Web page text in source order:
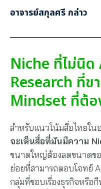
อาจารย์สกุลศรี กล่าว
Niche ที่ไม่นิ
Research ที่ข
Mindset ที่ต้อ
สำหรับแนวโน้มสื่อไทยใน
จะเห็นสื่อที่มันมีความ
ขนาดใหญ่ต้องลดขนาดข
ย่อยที่สามารถตอบโจทย์
กลุ่มที่ชอบเรื่องธุรกิจหรือ